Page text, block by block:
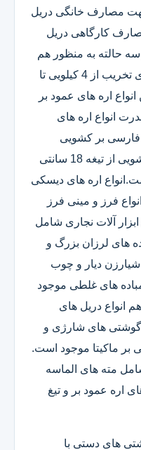
مصارف خانگی دریل
کارگاهی دریل
حالته به منظور هم
سوراخکاری و هم تخریب چکش های تخریب از 4 کیلویی تا
اره های عمود بر
انواع اره های
فارسی بر کشویی
کوچک و بزرک که فارسی برهای کشویی از تیغه 18 سانتی
است.انواع اره های دیسکی
فرز و مینی فرز
آلات نجاری شامل
های لرزان بزرگ و
دیار و چوب
های غلطی موجود
انواع دریل های
گوشتی های شارژی و
بر ماکیتا موجود است.
مته های الماسه
اره عمود بر و تیغ
های دستی با